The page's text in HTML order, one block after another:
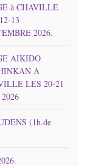
à CHAVILLE
13
2026.
AIKIDO
À
LES 20-21
(1h.de